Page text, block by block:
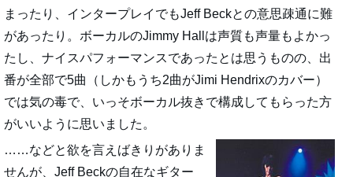
まったり、インタープレイでもJeff Beckとの意思疎通に難
があったり。ボーカルのJimmy Hallは声質も声量もよかっ
たし、ナイスパフォーマンスであったとは思うものの、出
番が全部で5曲（しかもうち2曲がJimi Hendrixのカバー）
では気の毒で、いっそボーカル抜きで構成してもらった方
がいいように思いました。
……などと欲を言えばきりがありま
せんが、Jeff Beckの自在なギター